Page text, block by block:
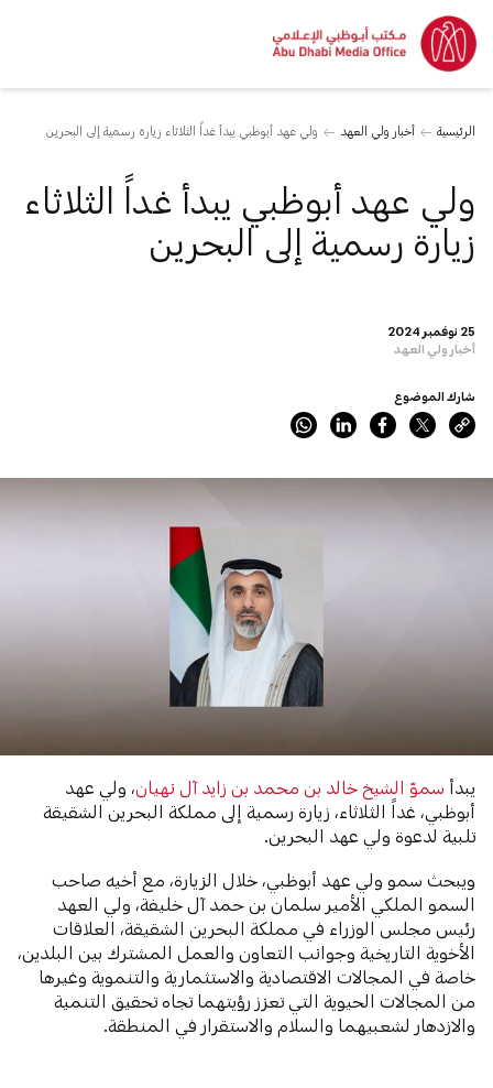
الرئيسية أخبار ولي العهد ولي عهد أبوظبي يبدأ غداً الثلاثاء زيارة رسمية إلى البحرين
25 نوفمبر 2024
أخبار ولي العهد
ولي عهد أبوظبي يبدأ غداً الثلاثاء
زيارة رسمية إلى البحرين
شارك الموضوع
يبدأ سموّ الشيخ خالد بن محمد بن زايد آل نهيان، ولي عهد
أبوظبي، غداً الثلاثاء، زيارة رسمية إلى مملكة البحرين الشقيقة
تلبية لدعوة ولي عهد البحرين.
ويبحث سمو ولي عهد أبوظبي، خلال الزيارة، مع أخيه صاحب
السمو الملكي الأمير سلمان بن حمد آل خليفة، ولي العهد
رئيس مجلس الوزراء في مملكة البحرين الشقيقة، العلاقات
الأخوية التاريخية وجوانب التعاون والعمل المشترك بين البلدين،
خاصة في المجالات الاقتصادية والاستثمارية والتنموية وغيرها
من المجالات الحيوية التي تعزز رؤيتهما تجاه تحقيق التنمية
والازدهار لشعبيهما والسلام والاستقرار في المنطقة.